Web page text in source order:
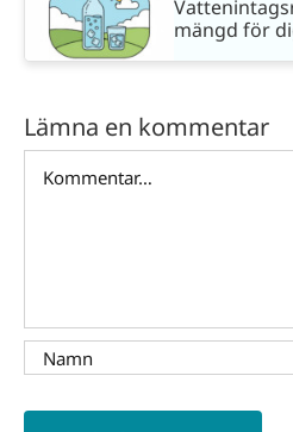
mängd för
Lämna en kommentar